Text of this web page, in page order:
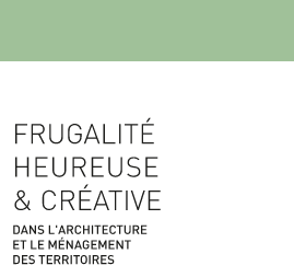
et le ménagement des territoires